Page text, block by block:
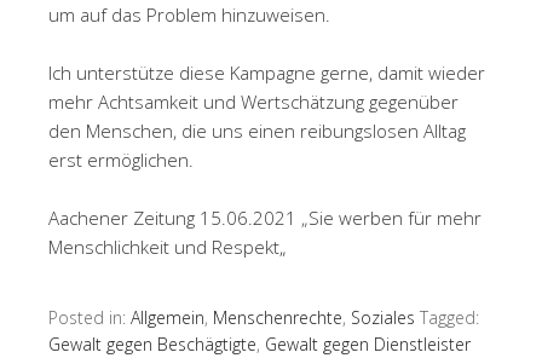
um auf das Problem hinzuweisen.
Ich unterstütze diese Kampagne gerne, damit wieder
mehr Achtsamkeit und Wertschätzung gegenüber
den Menschen, die uns einen reibungslosen Alltag
erst ermöglichen.
Aachener Zeitung 15.06.2021 „Sie werben für mehr
Menschlichkeit und Respekt„
Posted in: Allgemein, Menschenrechte, Soziales Tagged:
Gewalt gegen Beschägtigte, Gewalt gegen Dienstleister